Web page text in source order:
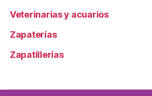
Veterinarias y acuarios
Zapaterías
Zapatillerías